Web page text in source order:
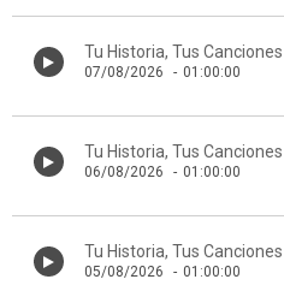
Tu Historia, Tus
07/08/2026 - 01:00:00
Tu Historia, Tus
06/08/2026 - 01:00:00
Tu Historia, Tus
05/08/2026 - 01:00:00